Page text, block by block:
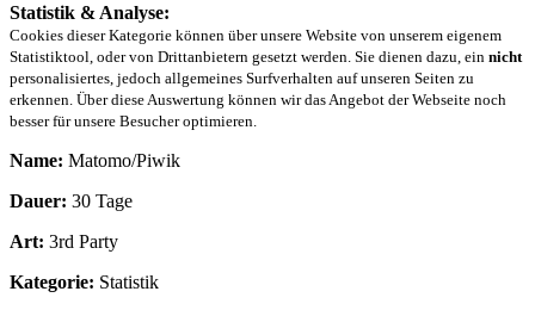
Statistik & Analyse:
Cookies dieser Kategorie können über unsere Website von unserem eigenem
Statistiktool, oder von Drittanbietern gesetzt werden. Sie dienen dazu, ein nicht
personalisiertes, jedoch allgemeines Surfverhalten auf unseren Seiten zu
erkennen. Über diese Auswertung können wir das Angebot der Webseite noch
besser für unsere Besucher optimieren.
Name: Matomo/Piwik
Dauer: 30 Tage
Art: 3rd Party
Kategorie: Statistik